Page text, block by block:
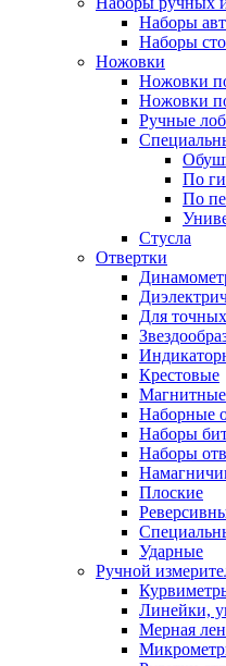
Наборы
Наборы
Ножовки
Ножовки
Ножовки
Ручные
По
По
Стусла
Отвертки
Для
Крестовые
Магнитные
Наборные
Наборы
Наборы
Плоские
Ударные
Ручной
Линейки,
Мерная